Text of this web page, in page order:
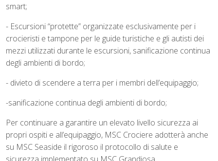
smart;
- Escursioni “protette” organizzate esclusivamente per i
crocieristi e tampone per le guide turistiche e gli autisti dei
mezzi utilizzati durante le escursioni, sanificazione continua
degli ambienti di bordo;
- divieto di scendere a terra per i membri dell’equipaggio;
-sanificazione continua degli ambienti di bordo;
Per continuare a garantire un elevato livello sicurezza ai
propri ospiti e all’equipaggio, MSC Crociere adotterà anche
su MSC Seaside il rigoroso il protocollo di salute e
sicurezza implementato su MSC Grandiosa.